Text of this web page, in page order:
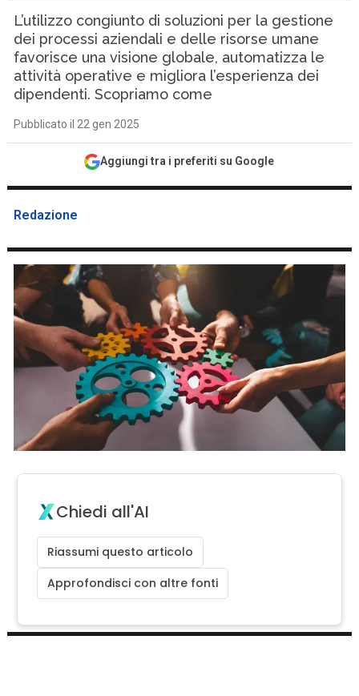
L’utilizzo congiunto di soluzioni per la gestione
dei processi aziendali e delle risorse umane
favorisce una visione globale, automatizza le
attività operative e migliora l’esperienza dei
dipendenti. Scopriamo come
Pubblicato il 22 gen 2025
Aggiungi tra i preferiti su Google
Redazione
Chiedi all'AI
Riassumi questo articolo
Approfondisci con altre fonti